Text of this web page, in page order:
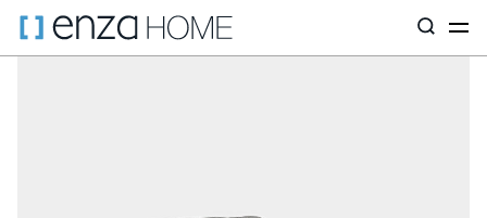
Главная страница Диваны Нета